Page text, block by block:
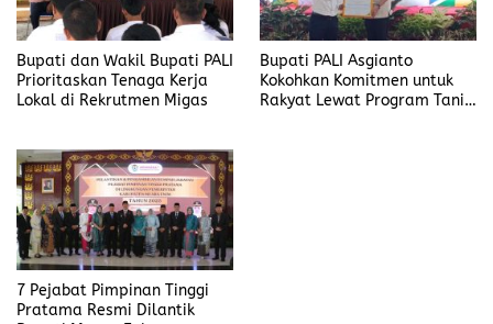
Bupati dan Wakil Bupati PALI
Prioritaskan Tenaga Kerja
Lokal di Rekrutmen Migas
Bupati PALI Asgianto
Kokohkan Komitmen untuk
Rakyat Lewat Program Tani
7 Pejabat Pimpinan Tinggi
Pratama Resmi Dilantik